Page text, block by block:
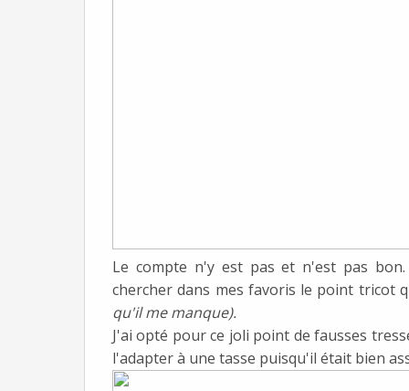
Le compte n'y est pas et n'est pas
chercher dans mes favoris le point tricot
qu'il me manque).
J'ai opté pour ce joli point de fausses
l'adapter à une tasse puisqu'il était bien